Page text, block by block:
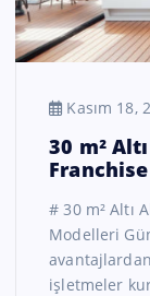
Kasım 18,
30 m²
# 30 m² Altı
Modelleri
işletmeler